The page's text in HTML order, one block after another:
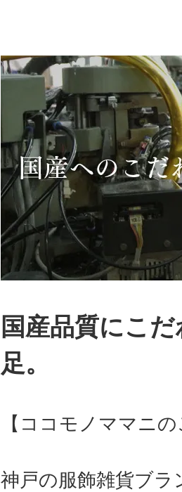
国産品質にこ
足。
【ココモノママニ
神戸の服飾雑貨ブ